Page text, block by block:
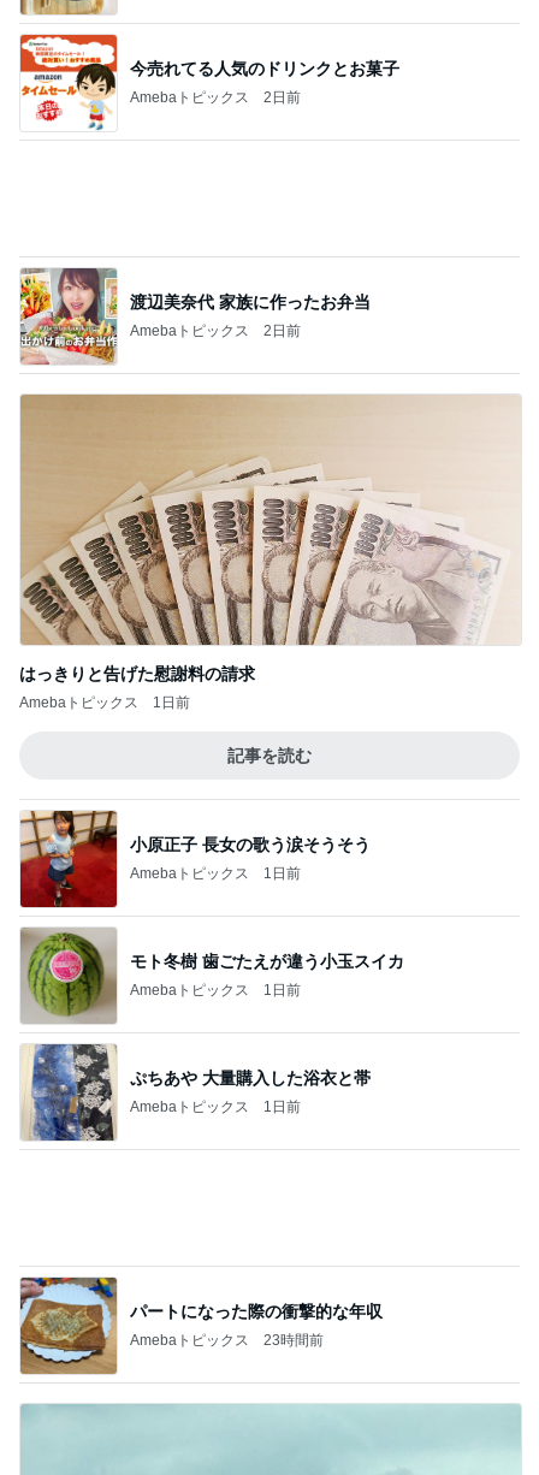
3
しじみちゃんワクチンへ。
Shiori's「on」style〜干物女の成長記〜
5
ワタクシ的ブランド取扱説明書・モード系ブ
ランド海外編
日々是ファッション。
神がかってる掃除機
Amebaトピックス 9時間前
秀逸だったレモンペッパーソース
Amebaトピックス 2日前
Amebaトピックス 2日前
アレク 良く笑い怒り泣く娘の姿
Amebaトピックス 2日前
だいた 息子と手作り豆腐ドーナツ
Amebaトピックス 1日前
娘が大興奮し並べなかった行列
Amebaトピックス